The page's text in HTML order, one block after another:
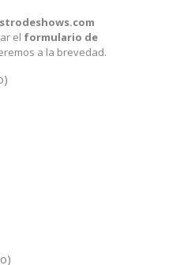
el formulario de
a la brevedad.